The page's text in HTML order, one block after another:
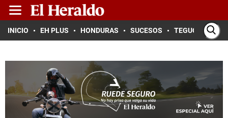
INICIO EH PLUS HONDURAS SUCESOS TEGUCIGALPA